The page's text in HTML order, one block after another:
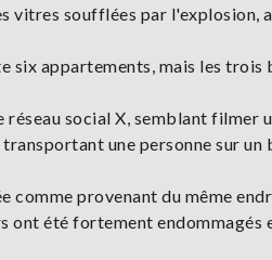
vitres soufflées par l'explosion,
six appartements, mais les
réseau social X, semblant filmer
une personne sur un
comme provenant du même
ont été fortement endommagés